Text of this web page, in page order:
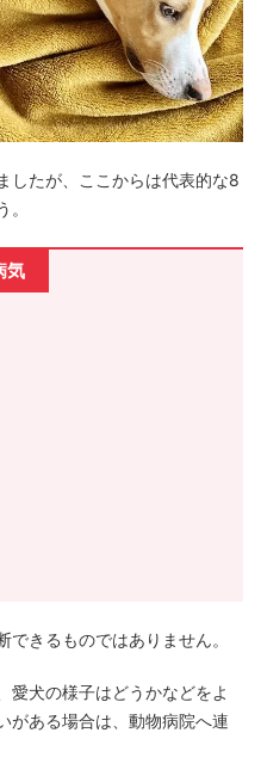
したが、ここからは代表的な8
気
きるものではありません。
愛犬の様子はどうかなどをよ
がある場合は、動物病院へ連